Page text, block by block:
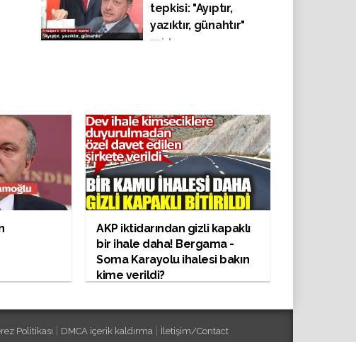
tepkisi: "Ayıptır,
yazıktır, günahtır"
75 izlenme
AKP iktidarından gizli kapaklı
bir ihale daha! Bergama -
Soma Karayolu ihalesi bakın
kime verildi?
Politikası DMCA içerik kaldırma İletişim/Contact